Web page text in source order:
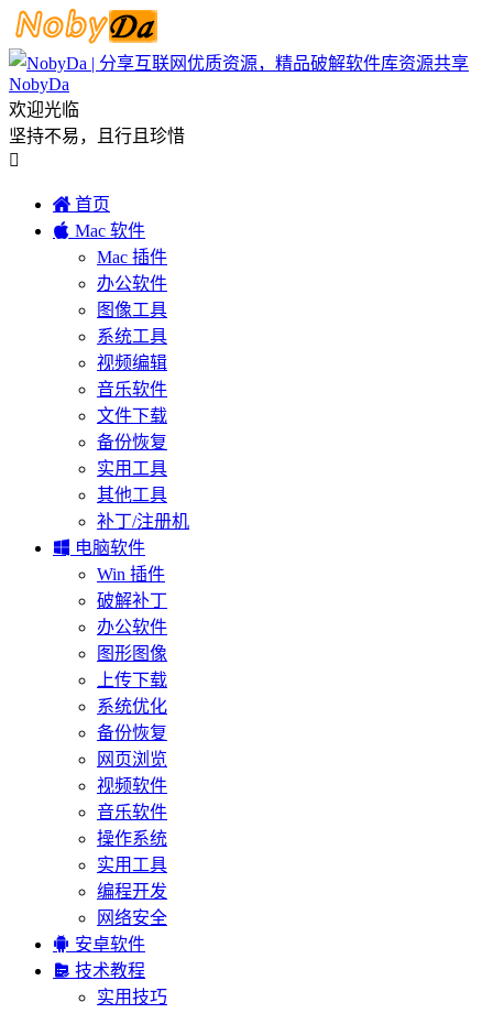
NobyDa
欢迎光临
坚持不易，且行且珍惜

 首页
 Mac 软件
Mac 插件
办公软件
图像工具
系统工具
视频编辑
音乐软件
文件下载
备份恢复
实用工具
其他工具
补丁/注册机
 电脑软件
Win 插件
破解补丁
办公软件
图形图像
上传下载
系统优化
备份恢复
网页浏览
视频软件
音乐软件
操作系统
实用工具
编程开发
网络安全
 安卓软件
 技术教程
实用技巧